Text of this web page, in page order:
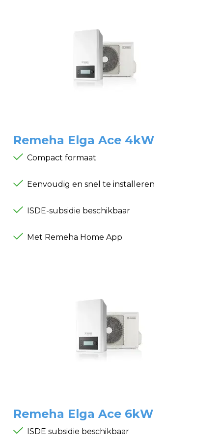
Remeha Elga Ace 4kW
Compact formaat
Eenvoudig en snel te installeren
ISDE-subsidie beschikbaar
Met Remeha Home App
Remeha Elga Ace 6kW
ISDE subsidie beschikbaar